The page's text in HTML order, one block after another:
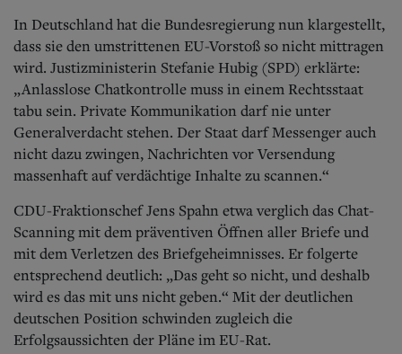
In Deutschland hat die Bundesregierung nun klargestellt,
dass sie den umstrittenen EU-Vorstoß so nicht mittragen
wird. Justizministerin Stefanie Hubig (SPD) erklärte:
„Anlasslose Chatkontrolle muss in einem Rechtsstaat
tabu sein. Private Kommunikation darf nie unter
Generalverdacht stehen. Der Staat darf Messenger auch
nicht dazu zwingen, Nachrichten vor Versendung
massenhaft auf verdächtige Inhalte zu scannen.“
CDU-Fraktionschef Jens Spahn etwa verglich das Chat-
Scanning mit dem präventiven Öffnen aller Briefe und
mit dem Verletzen des Briefgeheimnisses. Er folgerte
entsprechend deutlich: „Das geht so nicht, und deshalb
wird es das mit uns nicht geben.“ Mit der deutlichen
deutschen Position schwinden zugleich die
Erfolgsaussichten der Pläne im EU-Rat.